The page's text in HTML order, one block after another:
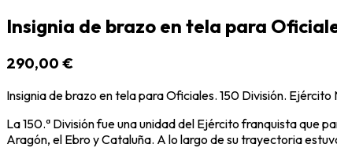
Insignia de brazo en tela para
290,00 €
Insignia de brazo en tela para Oficiales. 150 División.
La 150.ª División fue una unidad del Ejército franquista que
Aragón, el Ebro y Cataluña. A lo largo de su trayectoria